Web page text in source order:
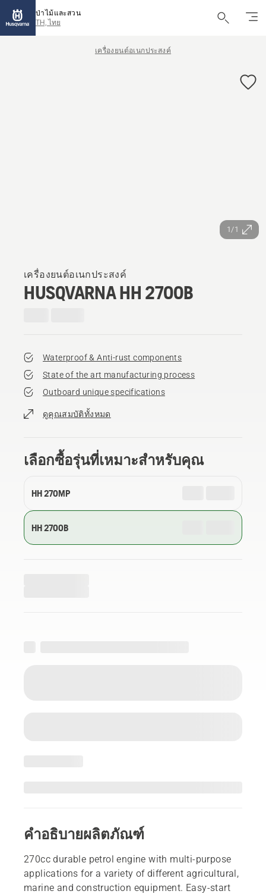
ป่าไม้และสวน
TH, ไทย
เครื่องยนต์อเนกประสงค์
1/1
เครื่องยนต์อเนกประสงค์
HUSQVARNA HH 270OB
Waterproof & Anti-rust components
State of the art manufacturing process
Outboard unique specifications
ดูคุณสมบัติทั้งหมด
เลือกซื้อรุ่นที่เหมาะสำหรับคุณ
HH 270MP
HH 270OB
คำอธิบายผลิตภัณฑ์
270cc durable petrol engine with multi-purpose
applications for a variety of different agricultural,
marine and construction equipment. Easy-start